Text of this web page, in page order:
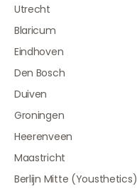
Utrecht
Blaricum
Eindhoven
Den Bosch
Duiven
Groningen
Heerenveen
Maastricht
Berlijn Mitte (Yousthetics)